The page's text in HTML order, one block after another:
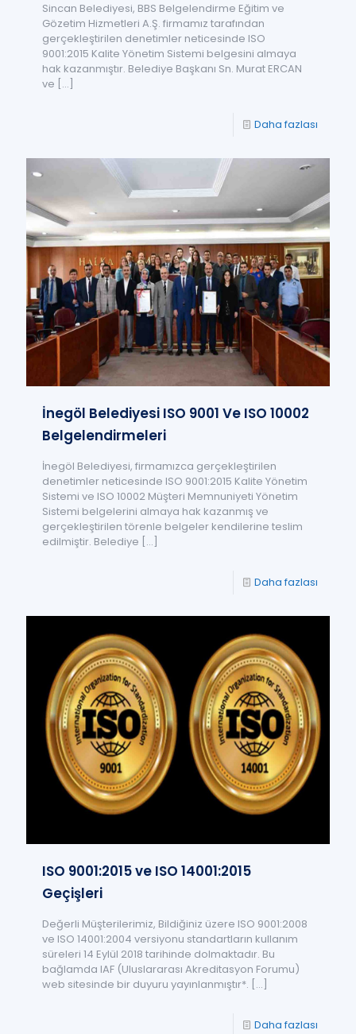
Sincan Belediyesi, BBS Belgelendirme Eğitim ve
Gözetim Hizmetleri A.Ş. firmamız tarafından
gerçekleştirilen denetimler neticesinde ISO
9001:2015 Kalite Yönetim Sistemi belgesini almaya
hak kazanmıştır. Belediye Başkanı Sn. Murat ERCAN
ve […]
Daha fazlası
İnegöl Belediyesi ISO 9001 Ve ISO 10002
Belgelendirmeleri
İnegöl Belediyesi, firmamızca gerçekleştirilen
denetimler neticesinde ISO 9001:2015 Kalite Yönetim
Sistemi ve ISO 10002 Müşteri Memnuniyeti Yönetim
Sistemi belgelerini almaya hak kazanmış ve
gerçekleştirilen törenle belgeler kendilerine teslim
edilmiştir. Belediye […]
Daha fazlası
ISO 9001:2015 ve ISO 14001:2015
Geçişleri
Değerli Müşterilerimiz, Bildiğiniz üzere ISO 9001:2008
ve ISO 14001:2004 versiyonu standartların kullanım
süreleri 14 Eylül 2018 tarihinde dolmaktadır. Bu
bağlamda IAF (Uluslararası Akreditasyon Forumu)
web sitesinde bir duyuru yayınlanmıştır*. […]
Daha fazlası